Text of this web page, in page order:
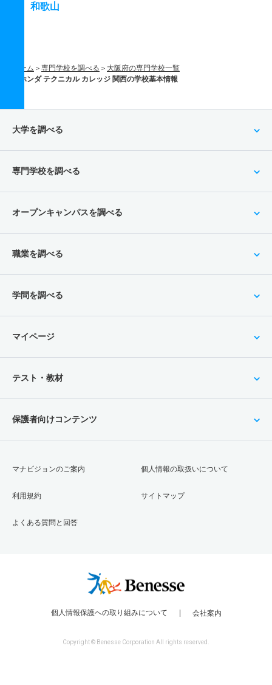
和歌山
ホーム 専門学校を調べる
大阪府の専門学校一覧
ホンダ テクニカル カレッジ 関西の学校基本情報
大学を調べる
専門学校を調べる
オープンキャンパスを調べる
職業を調べる
学問を調べる
マイページ
テスト・教材
保護者向けコンテンツ
マナビジョンのご案内
利用規約
よくある質問と回答
個人情報の取扱いについて
サイトマップ
個人情報保護への取り組みについて 会社案内
Copyright © Benesse Corporation All rights reserved.